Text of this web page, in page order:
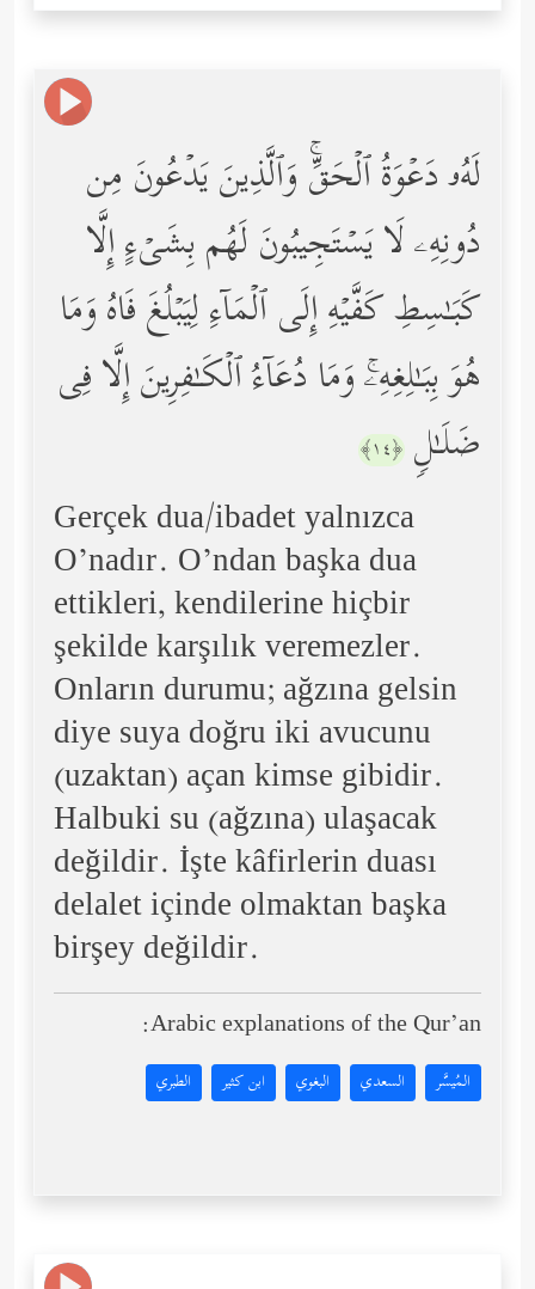
لَهُۥ دَعۡوَةُ ٱلۡحَقِّۚ وَٱلَّذِینَ یَدۡعُونَ مِن
دُونِهِۦ لَا یَسۡتَجِیبُونَ لَهُم بِشَیۡءٍ إِلَّا
كَبَـٰسِطِ كَفَّیۡهِ إِلَى ٱلۡمَاۤءِ لِیَبۡلُغَ فَاهُ وَمَا
هُوَ بِبَـٰلِغِهِۦۚ وَمَا دُعَاۤءُ ٱلۡكَـٰفِرِینَ إِلَّا فِی
ضَلَـٰلࣲ ﴿١٤﴾
Gerçek dua/ibadet yalnızca
O’nadır. O’ndan başka dua
ettikleri, kendilerine hiçbir
şekilde karşılık veremezler.
Onların durumu; ağzına gelsin
diye suya doğru iki avucunu
(uzaktan) açan kimse gibidir.
Halbuki su (ağzına) ulaşacak
değildir. İşte kâfirlerin duası
delalet içinde olmaktan başka
birşey değildir.
Arabic explanations of the Qur’an:
المُيسَّر السعدي البغوي ابن كثير الطبري